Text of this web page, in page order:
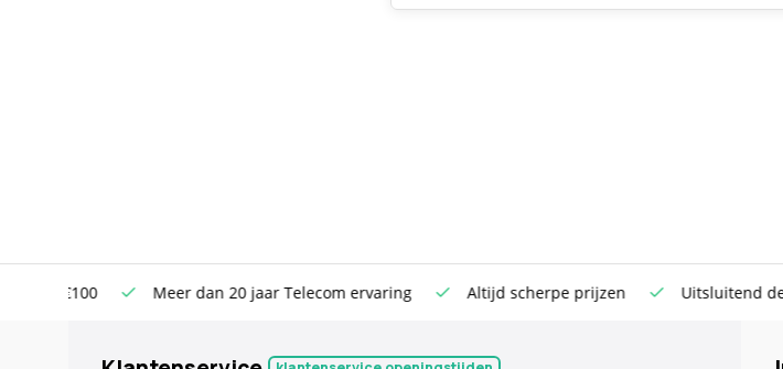
Meer dan 20 jaar Telecom ervaring Altijd scherpe prijzen Uitsluitend de